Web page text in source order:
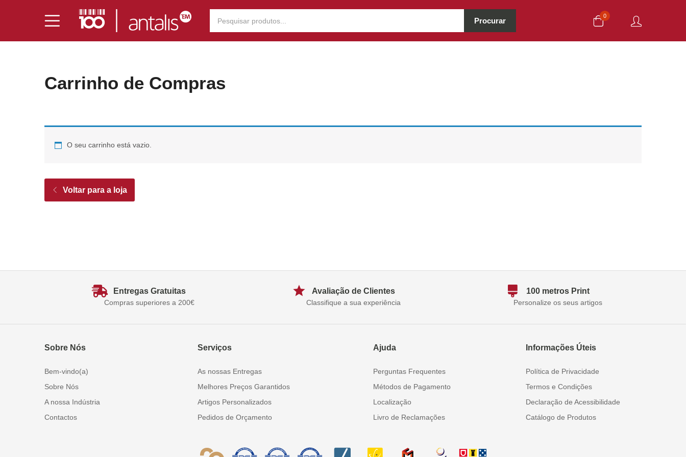
Procurar
0
Carrinho de Compras
O seu carrinho está vazio.
Voltar para a loja
Entregas Gratuitas
Compras superiores a 200€
Avaliação de Clientes
Classifique a sua experiência
100 metros Print
Personalize os seus artigos
Sobre Nós
Bem-vindo(a)
Sobre Nós
A nossa Indústria
Contactos
Serviços
As nossas Entregas
Melhores Preços Garantidos
Artigos Personalizados
Pedidos de Orçamento
Ajuda
Perguntas Frequentes
Métodos de Pagamento
Localização
Livro de Reclamações
Informações Úteis
Política de Privacidade
Termos e Condições
Declaração de Acessibilidade
Catálogo de Produtos